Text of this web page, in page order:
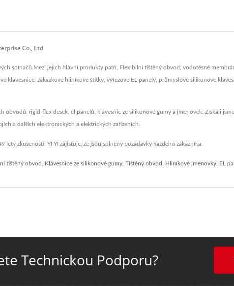
Co., Ltd
spínačů.Mezi jejich hlavní produkty patří, Flexibilní tištěný obvod, vodotěsné
klávesnice, zakázkové hliníkové štítky, výřezové EL panely, průmyslové silikonové
rigid-flex desek, el panelů, klávesnic ze silikonové gumy a jmenovek. Získali
a dalších elektronických a elektrických zařízeních.
zkušeností, YI YI zajišťuje, že jsou splněny požadavky každého zákazníka.
tištěný obvod Klávesnice ze silikonové gumy Tištěný obvod Hliníkové jmenovky EL
Technickou Podporu?